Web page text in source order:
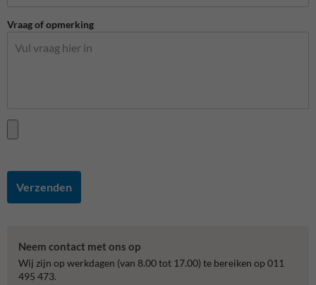
Vraag of opmerking
Verzenden
Neem contact met ons op
Wij zijn op werkdagen (van 8.00 tot 17.00) te bereiken op 011
495 473.